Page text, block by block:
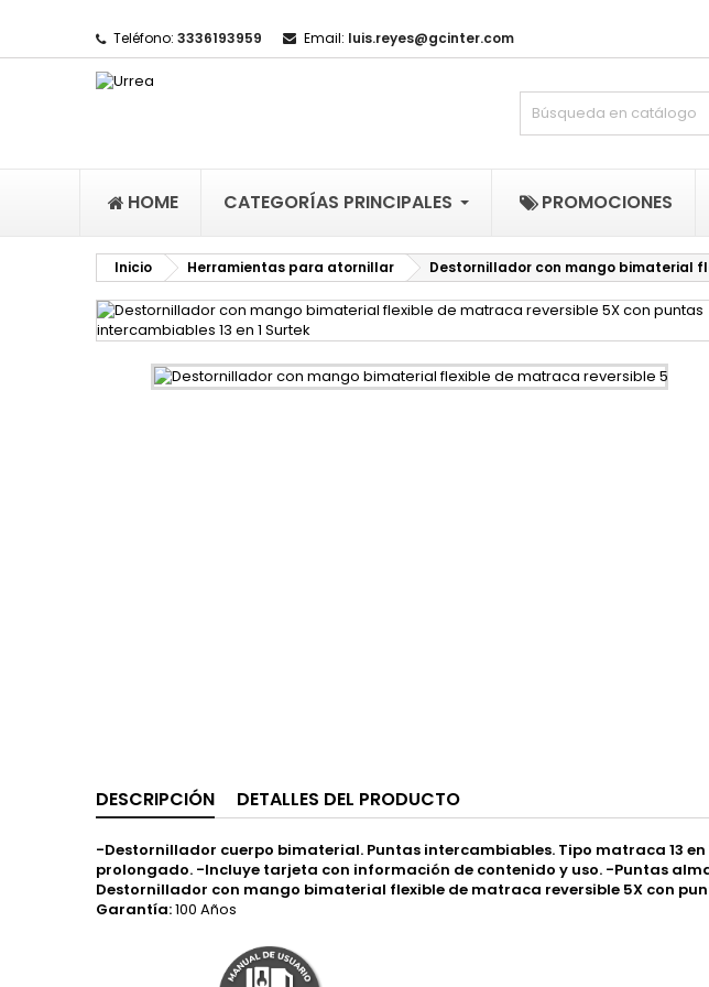
Teléfono: 3336193959 Email: luis.reyes@gcinter.com
HOME CATEGORÍAS PRINCIPALES PROMOCIONES
Inicio Herramientas para atornillar Destornillador con mango bimaterial
DESCRIPCIÓN DETALLES DEL PRODUCTO
-Destornillador cuerpo bimaterial. Puntas intercambiables. Tipo matraca 13
prolongado. -Incluye tarjeta con información de contenido y uso. -Puntas
Destornillador con mango bimaterial flexible de matraca reversible 5X con
Garantía:100 Años
Mi lista de regalos
((title))
((label))
Iniciar sesión
Debe iniciar sesión para